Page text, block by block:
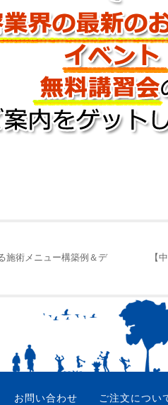
施術メニュー構築例＆デ
【
お問い合わせ ご注文につい